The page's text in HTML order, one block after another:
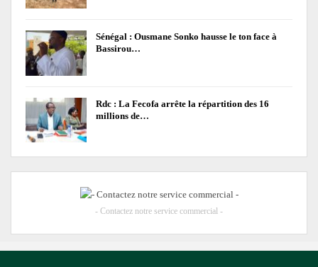
Sénégal : Ousmane Sonko hausse le ton face à
Bassirou…
Rdc : La Fecofa arrête la répartition des 16
millions de…
- Contactez notre service commercial -